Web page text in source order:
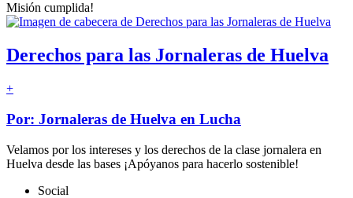
Misión cumplida!
Derechos para las Jornaleras de Huelva
+
Por: Jornaleras de Huelva en Lucha
Velamos por los intereses y los derechos de la clase jornalera en
Huelva desde las bases ¡Apóyanos para hacerlo sostenible!
Social